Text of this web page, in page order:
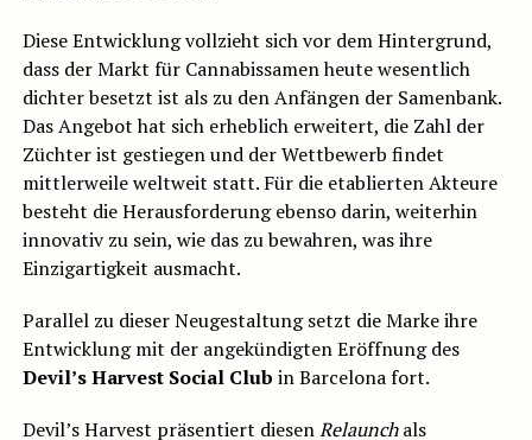
Diese Entwicklung vollzieht sich vor dem Hintergrund,
dass der Markt für Cannabissamen heute wesentlich
dichter besetzt ist als zu den Anfängen der Samenbank.
Das Angebot hat sich erheblich erweitert, die Zahl der
Züchter ist gestiegen und der Wettbewerb findet
mittlerweile weltweit statt. Für die etablierten Akteure
besteht die Herausforderung ebenso darin, weiterhin
innovativ zu sein, wie das zu bewahren, was ihre
Einzigartigkeit ausmacht.
Parallel zu dieser Neugestaltung setzt die Marke ihre
Entwicklung mit der angekündigten Eröffnung des
Devil’s Harvest Social Club in Barcelona fort.
Devil’s Harvest präsentiert diesenRelaunchals